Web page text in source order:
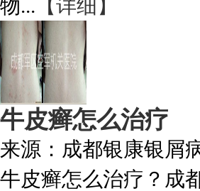
物... 【详细】
牛皮癣怎么治疗
来源： 成都银康银屑
牛皮癣怎么治疗？成